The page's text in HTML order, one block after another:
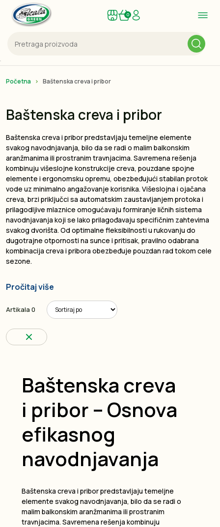
0
Početna Baštenska creva i pribor
Baštenska creva i pribor
Baštenska creva i pribor predstavljaju temeljne elemente
svakog navodnjavanja, bilo da se radi o malim balkonskim
aranžmanima ili prostranim travnjacima. Savremena rešenja
kombinuju višeslojne konstrukcije creva, pouzdane spojne
elemente i ergonomsku opremu, obezbeđujući stabilan protok
vode uz minimalno angažovanje korisnika. Višeslojna i ojačana
creva, brzi priključci sa automatskim zaustavljanjem protoka i
prilagodljive mlaznice omogućavaju formiranje ličnih sistema
navodnjavanja koji se lako prilagođavaju specifičnim zahtevima
svakog dvorišta. Od optimalne fleksibilnosti u rukovanju do
dugotrajne otpornosti na sunce i pritisak, pravilno odabrana
kombinacija creva i pribora obezbeđuje pouzdan rad tokom cele
sezone.
Pročitaj više
Artikala 0
Baštenska creva
i pribor – Osnova
efikasnog
navodnjavanja
Baštenska creva i pribor predstavljaju temeljne
elemente svakog navodnjavanja, bilo da se radi o
malim balkonskim aranžmanima ili prostranim
travnjacima. Savremena rešenja kombinuju